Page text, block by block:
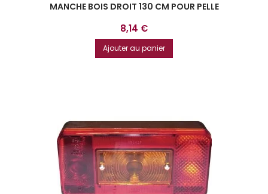
MANCHE BOIS DROIT 130 CM POUR PELLE
Prix
8,14 €
Ajouter au panier